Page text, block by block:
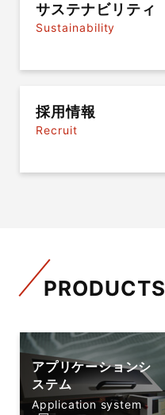
サステナビリティ
Sustainability
採用情報
Recruit
PRODUCTS
アプリケーションシ
ステム
Application system